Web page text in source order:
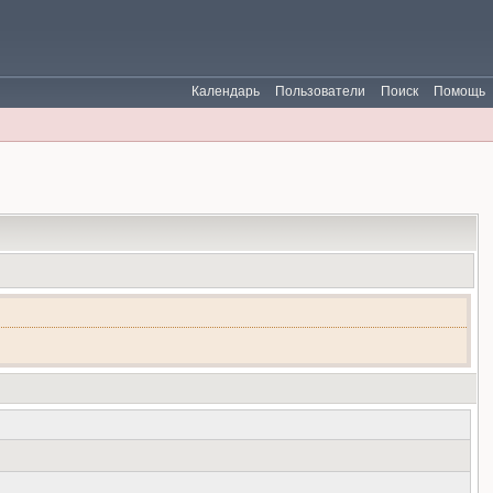
Помощь
Поиск
Пользователи
Календарь